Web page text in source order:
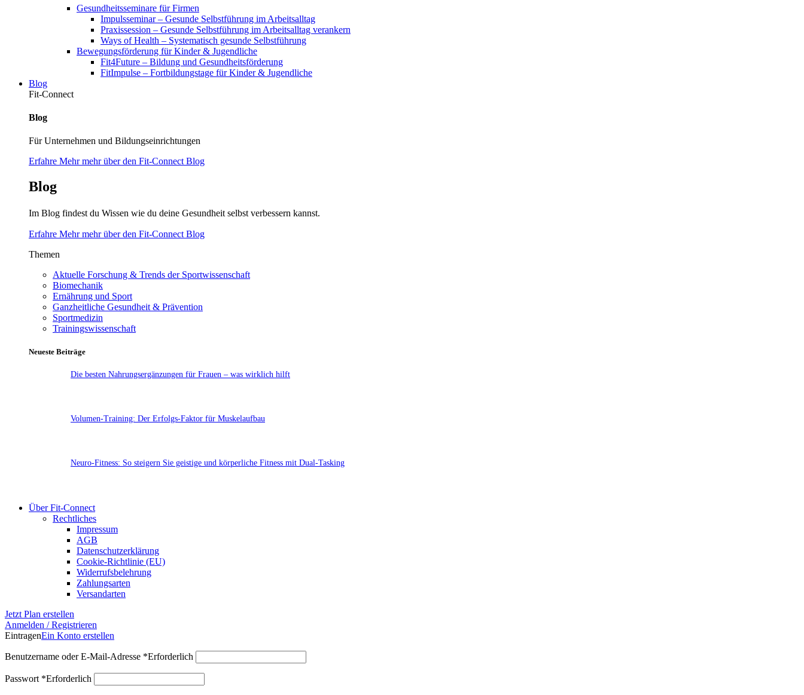
Gesundheitsseminare für Firmen
Impulsseminar – Gesunde Selbstführung im Arbeitsalltag
Praxissession – Gesunde Selbstführung im Arbeitsalltag verankern
Ways of Health – Systematisch gesunde Selbstführung
Bewegungsförderung für Kinder & Jugendliche
Fit4Future – Bildung und Gesundheitsförderung
FitImpulse – Fortbildungstage für Kinder & Jugendliche
Blog
Fit-Connect
Blog
Für Unternehmen und Bildungseinrichtungen
Erfahre Mehr mehr über den Fit-Connect Blog
Blog
Im Blog findest du Wissen wie du deine Gesundheit selbst verbessern kannst.
Erfahre Mehr mehr über den Fit-Connect Blog
Themen
Aktuelle Forschung & Trends der Sportwissenschaft
Biomechanik
Ernährung und Sport
Ganzheitliche Gesundheit & Prävention
Sportmedizin
Trainingswissenschaft
Neueste Beiträge
Die besten Nahrungsergänzungen für Frauen – was wirklich hilft
Volumen-Training: Der Erfolgs-Faktor für Muskelaufbau
Neuro-Fitness: So steigern Sie geistige und körperliche Fitness mit Dual-Tasking
Über Fit-Connect
Rechtliches
Impressum
AGB
Datenschutzerklärung
Cookie-Richtlinie (EU)
Widerrufsbelehrung
Zahlungsarten
Versandarten
Jetzt Plan erstellen
Anmelden / Registrieren
EintragenEin Konto erstellen
Benutzername oder E-Mail-Adresse *Erforderlich
Passwort *Erforderlich